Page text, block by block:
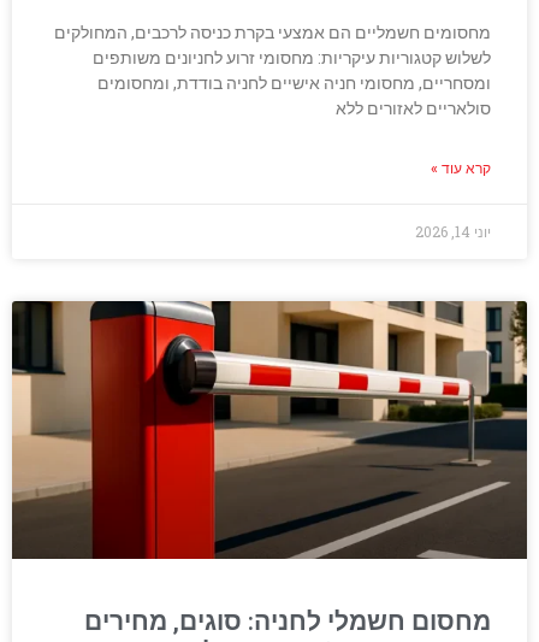
מחסומים חשמליים הם אמצעי בקרת כניסה לרכבים, המחולקים
לשלוש קטגוריות עיקריות: מחסומי זרוע לחניונים משותפים
ומסחריים, מחסומי חניה אישיים לחניה בודדת, ומחסומים
סולאריים לאזורים ללא
קרא עוד »
יוני 14, 2026
מחסום חשמלי לחניה: סוגים, מחירים